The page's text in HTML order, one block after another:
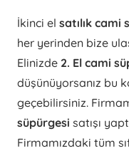
İkinci el satılık cami
her yerinden bize
Elinizde 2. El cami
düşünüyorsanız bu
geçebilirsiniz.
süpürgesi satışı
Firmamızdaki tüm